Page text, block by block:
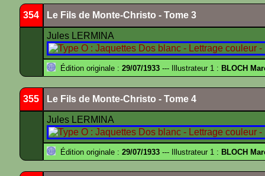
354 Le Fils de Monte-Christo - Tome 3
Jules LERMINA
Édition originale : 29/07/1933 --- Illustrateur 1 : BLOCH
355 Le Fils de Monte-Christo - Tome 4
Jules LERMINA
Édition originale : 29/07/1933 --- Illustrateur 1 : BLOCH